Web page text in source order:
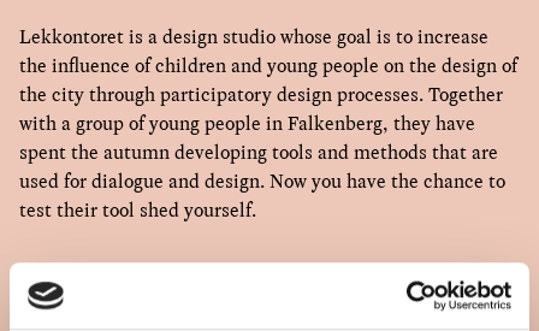
Lekkontoret is a design studio whose goal is to increase
the influence of children and young people on the design of
the city through participatory design processes. Together
with a group of young people in Falkenberg, they have
spent the autumn developing tools and methods that are
used for dialogue and design. Now you have the chance to
test their tool shed yourself.
WORKSHOP WITH LEKKONTORET